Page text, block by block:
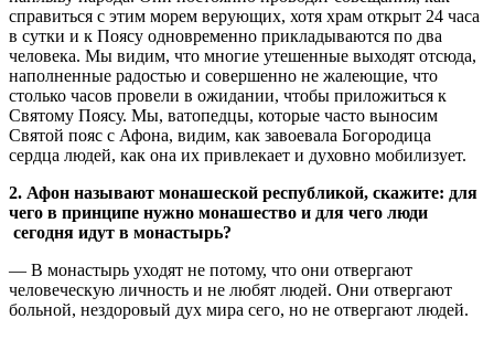
справиться с этим морем верующих, хотя храм открыт 24 часа
в сутки и к Поясу одновременно прикладываются по два
человека. Мы видим, что многие утешенные выходят отсюда,
наполненные радостью и совершенно не жалеющие, что
столько часов провели в ожидании, чтобы приложиться к
Святому Поясу. Мы, ватопедцы, которые часто выносим
Святой пояс с Афона, видим, как завоевала Богородица
сердца людей, как она их привлекает и духовно мобилизует.
2. Афон называют монашеской республикой, скажите: для
чего в принципе нужно монашество и для чего люди
сегодня идут в монастырь?
— В монастырь уходят не потому, что они отвергают
человеческую личность и не любят людей. Они отвергают
больной, нездоровый дух мира сего, но не отвергают людей.